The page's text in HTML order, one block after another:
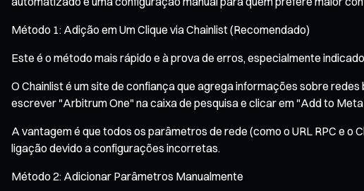
Método 1: Adição em Um Clique via Chainlist (Recomendado)
Este é o método mais rápido e à prova de erros, especialmente
O Chainlist é um site de confiança que agrega informações sobre
escrever "Arbitrum One" na caixa de pesquisa e clicar em "Add to
A vantagem é que todos os parâmetros de rede (como o URL RPC e o
ligação devido a configurações incorretas.
Método 2: Adicionar Parâmetros Manualmente